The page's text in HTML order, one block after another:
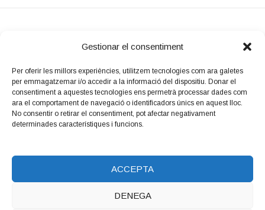
Gestionar el consentiment
Per oferir les millors experiències, utilitzem tecnologies com ara galetes
per emmagatzemar i/o accedir a la informació del dispositiu. Donar el
consentiment a aquestes tecnologies ens permetrà processar dades com
ara el comportament de navegació o identificadors únics en aquest lloc.
No consentir o retirar el consentiment, pot afectar negativament
determinades característiques i funcions.
ACCEPTA
DENEGA
Amb el suport
de: